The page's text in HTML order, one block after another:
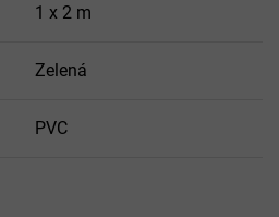
1 x 2 m
Zelená
PVC